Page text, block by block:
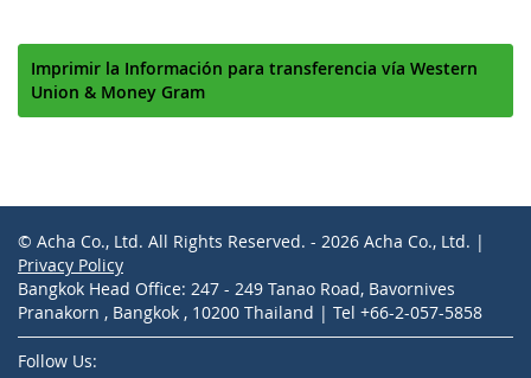
Imprimir la Información para transferencia vía Western
Union & Money Gram
© Acha Co., Ltd. All Rights Reserved. - 2026 Acha Co., Ltd. |
Privacy Policy
Bangkok Head Office: 247 - 249 Tanao Road, Bavornives
Pranakorn , Bangkok , 10200 Thailand | Tel +66-2-057-5858
Follow Us: